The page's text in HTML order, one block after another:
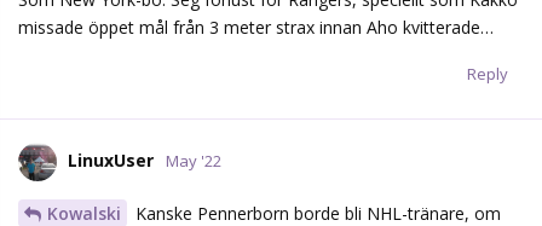
missade öppet mål från 3 meter strax innan Aho kvitterade…
Reply
LinuxUser May '22
Kowalski
Kanske Pennerborn borde bli NHL-tränare, om